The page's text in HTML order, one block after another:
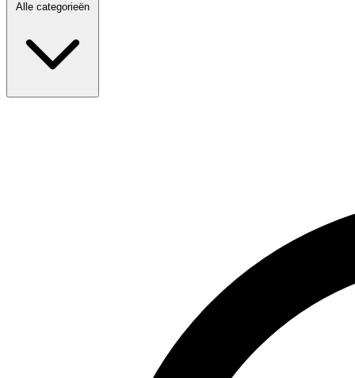
Alle categorieën